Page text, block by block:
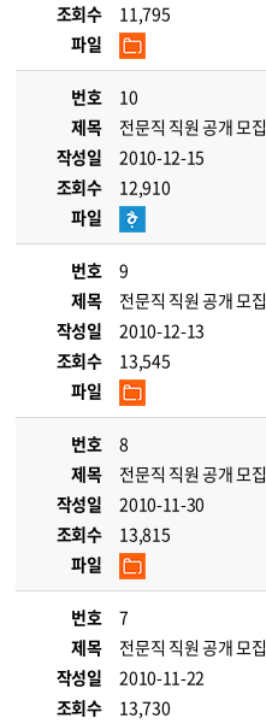
조회수
11,795
파일
번호
10
제목
전문직 직원 공개 모집
작성일
2010-12-15
조회수
12,910
파일
번호
9
제목
전문직 직원 공개 모집
작성일
2010-12-13
조회수
13,545
파일
번호
8
제목
전문직 직원 공개 모집
작성일
2010-11-30
조회수
13,815
파일
번호
7
제목
전문직 직원 공개 모집
작성일
2010-11-22
조회수
13,730